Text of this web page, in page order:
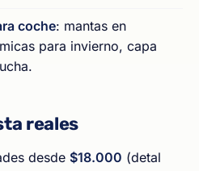
coche: mantas en
para invierno, capa
reales
desde $18.000 (detal